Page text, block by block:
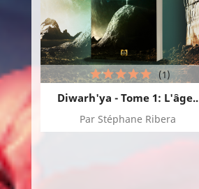
Diwarh'ya - Tome 1: L'âge..
Par Stéphane Ribera
(1)